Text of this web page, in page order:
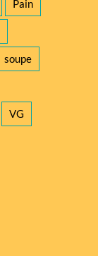
Pain
soupe
VG